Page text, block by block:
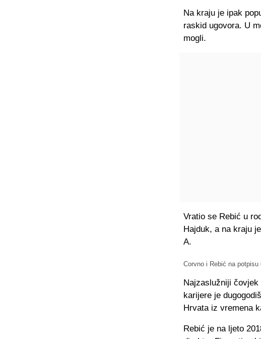
Na kraju je ipak
raskid ugovora. U
mogli.
Vratio se Rebić u
Hajduk, a na kraju
A.
Corvno i Rebić na potpisu
Najzaslužniji
karijere je
Hrvata iz vremena
Rebić je na ljeto